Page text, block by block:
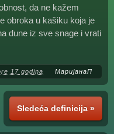
da ne kažem
obroka u kašiku koja je
dune iz sve snage i vrati
17 godina МаријанаП
Sledeća definicija »